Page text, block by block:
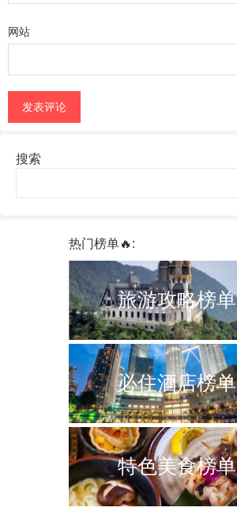
网站
搜索
热门榜单🔥:
旅游攻略榜单
必住酒店榜单
特色美食榜单